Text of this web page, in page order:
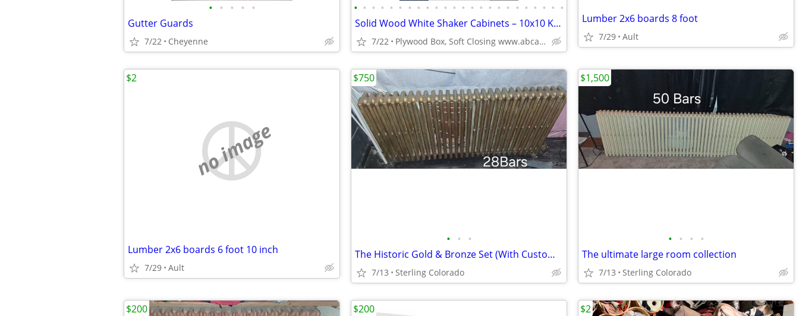
• • • • •
Gutter Guards
7/22 Cheyenne
• • • • • • • • • • • • • • • • • • • • • • • •
Solid Wood White Shaker Cabinets – 10x10 Kitchen from $1,950+ (Free De
7/22 Plywood Box, Soft Closing www.abcabinetry.com
Lumber 2x6 boards 8 foot
7/29 Ault
no image
Lumber 2x6 boards 6 foot 10 inch
7/29 Ault
$2
• • •
The Historic Gold & Bronze Set (With Custom Enclosures)
7/13 Sterling Colorado
$750
• • • •
The ultimate large room collection
7/13 Sterling Colorado
$1,500
$200 $200 $2